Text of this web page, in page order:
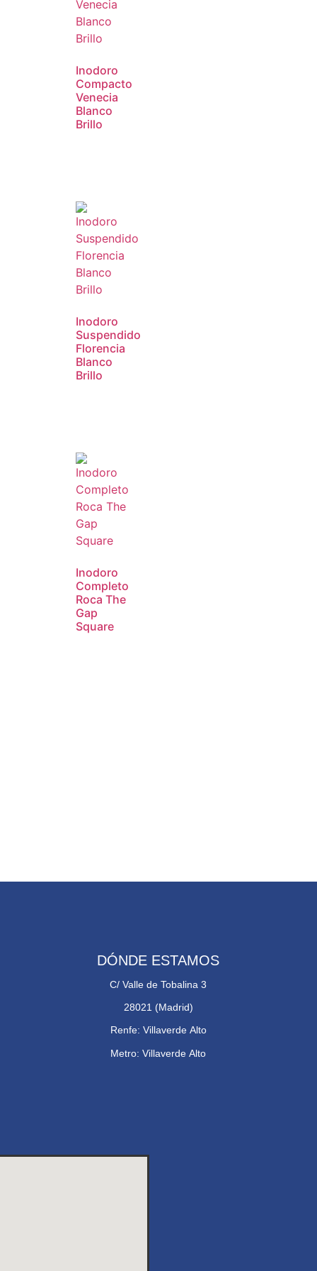
Inodoro
Compacto
Venecia
Blanco
Brillo
Inodoro
Suspendido
Florencia
Blanco
Brillo
Inodoro
Completo
Roca The
Gap
Square
DÓNDE ESTAMOS
C/ Valle de Tobalina 3
28021 (Madrid)
Renfe: Villaverde Alto
Metro: Villaverde Alto